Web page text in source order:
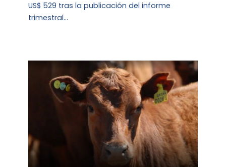
US$ 529 tras la publicación del informe
trimestral…